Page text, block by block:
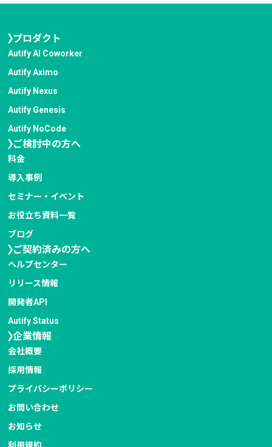
プロダクト
Autify AI Coworker
Autify Aximo
Autify Nexus
Autify Genesis
Autify NoCode
ご検討中の方へ
料金
導入事例
セミナー・イベント
お役立ち資料一覧
ブログ
ご契約済みの方へ
ヘルプセンター
リリース情報
開発者API
Autify Status
企業情報
会社概要
採用情報
プライバシーポリシー
お問い合わせ
お知らせ